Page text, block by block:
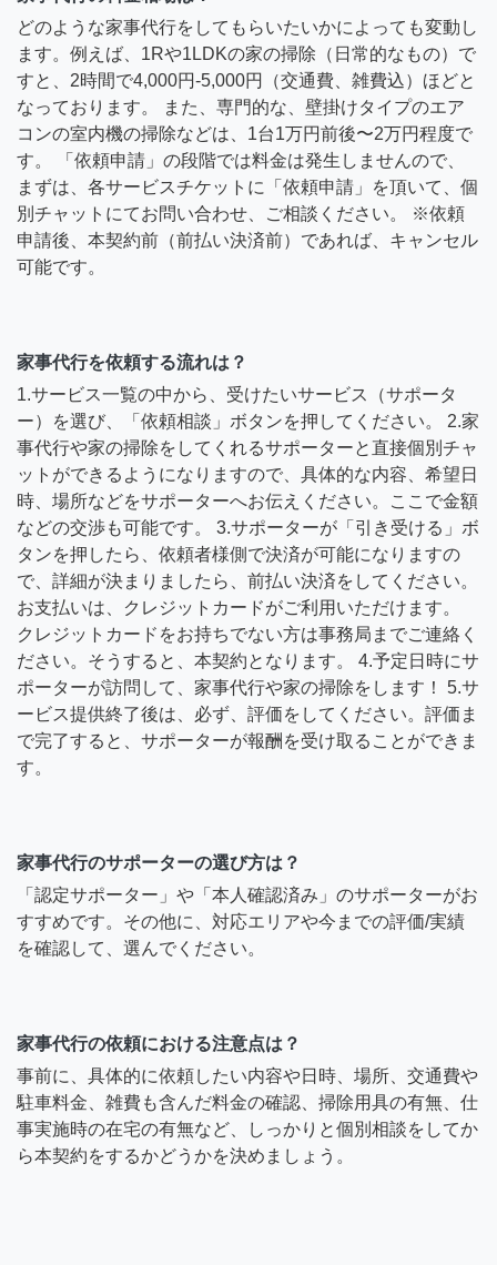
どのような家事代行をしてもらいたいかによっても変動し
ます。例えば、1Rや1LDKの家の掃除（日常的なもの）で
すと、2時間で4,000円-5,000円（交通費、雑費込）ほどと
なっております。 また、専門的な、壁掛けタイプのエア
コンの室内機の掃除などは、1台1万円前後〜2万円程度で
す。 「依頼申請」の段階では料金は発生しませんので、
まずは、各サービスチケットに「依頼申請」を頂いて、個
別チャットにてお問い合わせ、ご相談ください。 ※依頼
申請後、本契約前（前払い決済前）であれば、キャンセル
可能です。
家事代行を依頼する流れは？
1.サービス一覧の中から、受けたいサービス（サポータ
ー）を選び、「依頼相談」ボタンを押してください。 2.家
事代行や家の掃除をしてくれるサポーターと直接個別チャ
ットができるようになりますので、具体的な内容、希望日
時、場所などをサポーターへお伝えください。ここで金額
などの交渉も可能です。 3.サポーターが「引き受ける」ボ
タンを押したら、依頼者様側で決済が可能になりますの
で、詳細が決まりましたら、前払い決済をしてください。
お支払いは、クレジットカードがご利用いただけます。
クレジットカードをお持ちでない方は事務局までご連絡く
ださい。そうすると、本契約となります。 4.予定日時にサ
ポーターが訪問して、家事代行や家の掃除をします！ 5.サ
ービス提供終了後は、必ず、評価をしてください。評価ま
で完了すると、サポーターが報酬を受け取ることができま
す。
家事代行のサポーターの選び方は？
「認定サポーター」や「本人確認済み」のサポーターがお
すすめです。その他に、対応エリアや今までの評価/実績
を確認して、選んでください。
家事代行の依頼における注意点は？
事前に、具体的に依頼したい内容や日時、場所、交通費や
駐車料金、雑費も含んだ料金の確認、掃除用具の有無、仕
事実施時の在宅の有無など、しっかりと個別相談をしてか
ら本契約をするかどうかを決めましょう。